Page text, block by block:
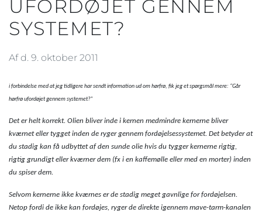
UFORDØJET GENNEM
SYSTEMET?
Af d. 9. oktober 2011
i forbindelse med at jeg tidligere har sendt information ud om hørfrø, fik jeg et spørgsmål mere: “Går
hørfrø ufordøjet gennem systemet?”
Det er helt korrekt. Olien bliver inde i kernen medmindre kernerne bliver
kværnet eller tygget inden de ryger gennem fordøjelsessystemet. Det betyder at
du stadig kan få udbyttet af den sunde olie hvis du tygger kernerne rigtig,
rigtig grundigt eller kværner dem (fx i en kaffemølle eller med en morter) inden
du spiser dem.
Selvom kernerne ikke kværnes er de stadig meget gavnlige for fordøjelsen.
Netop fordi de ikke kan fordøjes, ryger de direkte igennem mave-tarm-kanalen